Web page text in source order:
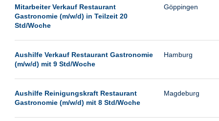
Leipzig
Leverkusen
Magdeburg
Mainz
München
Mitarbeiter Verkauf Restaurant
Gastronomie (m/w/d) in Teilzeit 20
Std/Woche
Göppingen
Aushilfe Verkauf Restaurant Gastronomie
(m/w/d) mit 9 Std/Woche
Hamburg
Aushilfe Reinigungskraft Restaurant
Gastronomie (m/w/d) mit 8 Std/Woche
Magdeburg